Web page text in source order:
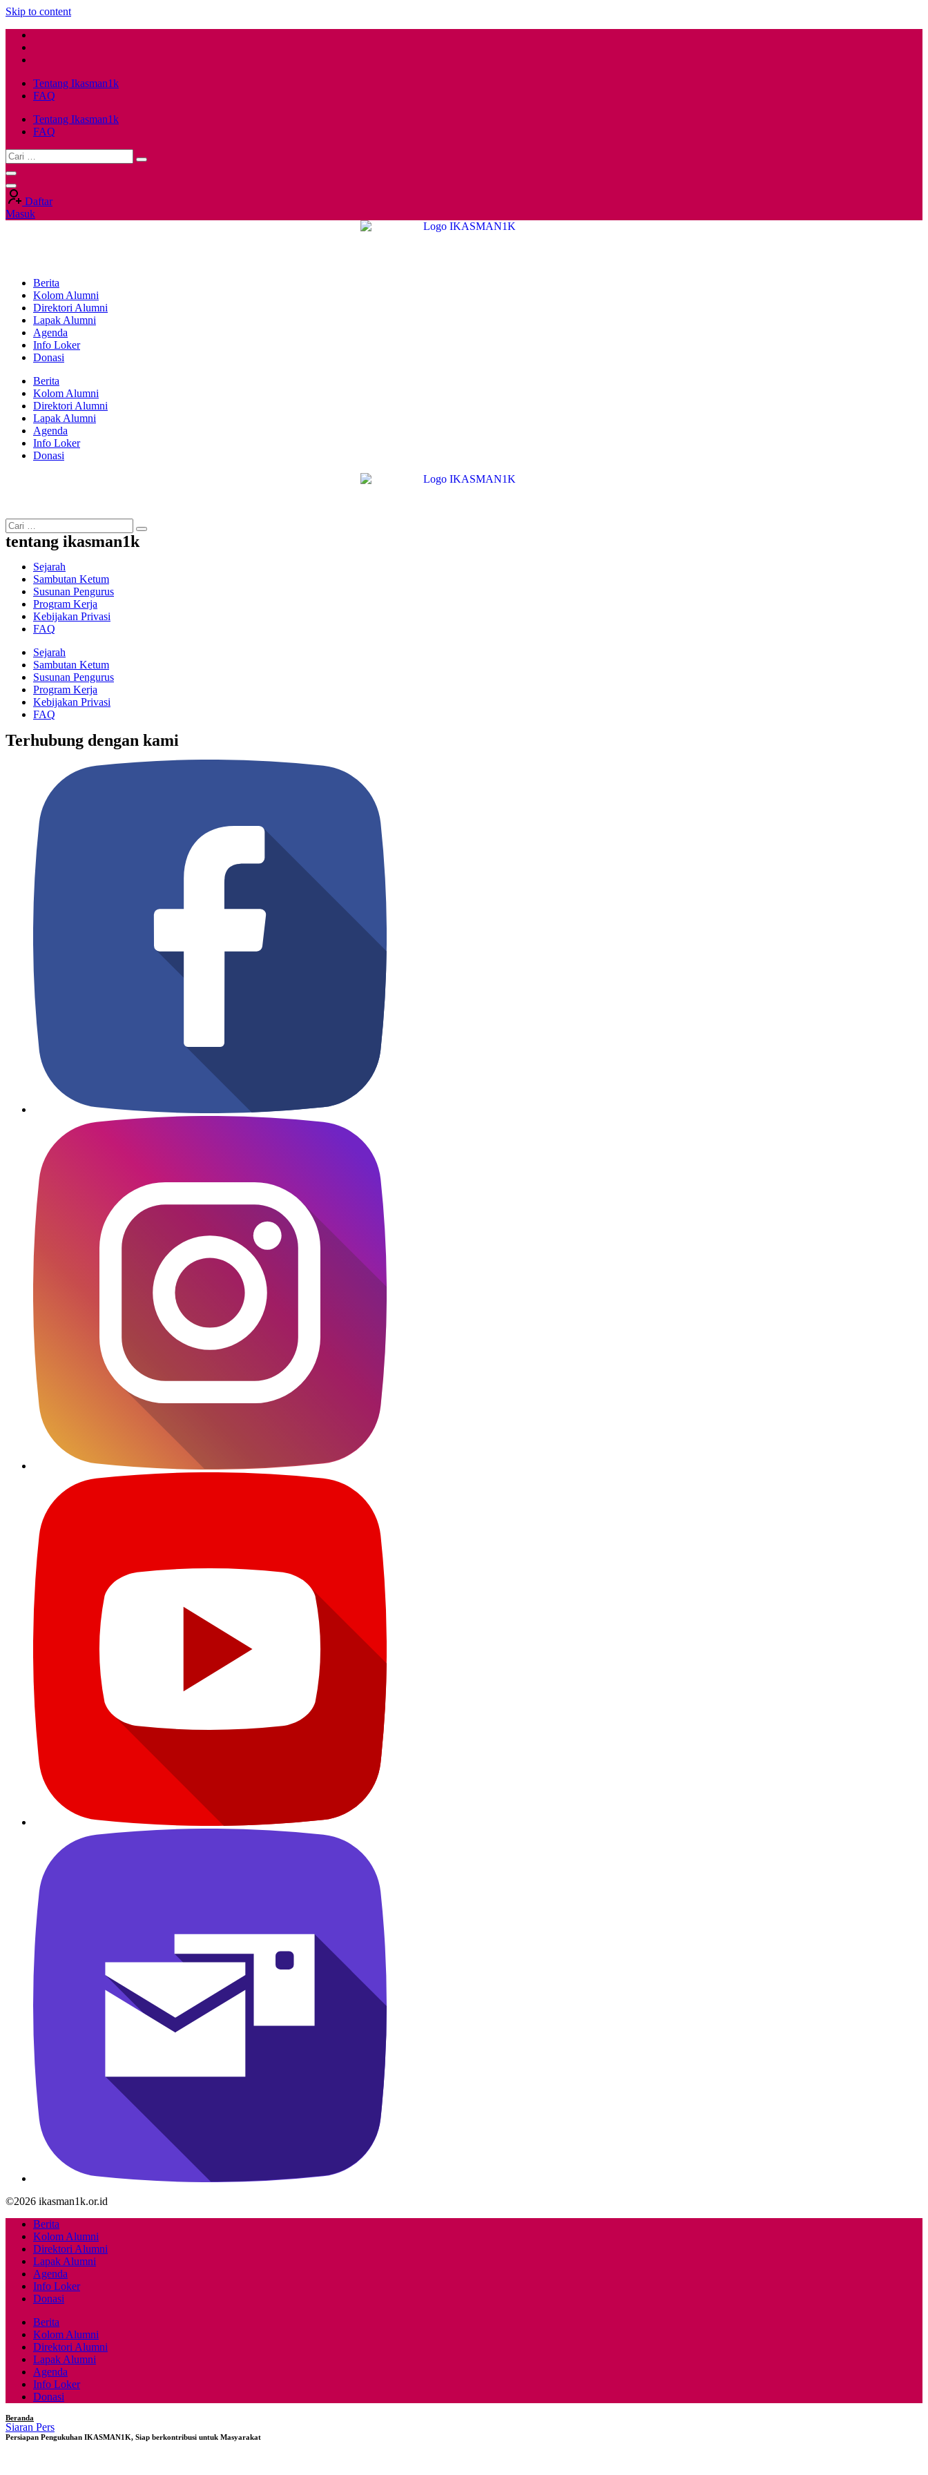
Skip to content
Tentang Ikasman1k
FAQ
Tentang Ikasman1k
FAQ
Daftar
Masuk
Berita
Kolom Alumni
Direktori Alumni
Lapak Alumni
Agenda
Info Loker
Donasi
Berita
Kolom Alumni
Direktori Alumni
Lapak Alumni
Agenda
Info Loker
Donasi
tentang ikasman1k
Sejarah
Sambutan Ketum
Susunan Pengurus
Program Kerja
Kebijakan Privasi
FAQ
Sejarah
Sambutan Ketum
Susunan Pengurus
Program Kerja
Kebijakan Privasi
FAQ
Terhubung dengan kami
©2026 ikasman1k.or.id
Berita
Kolom Alumni
Direktori Alumni
Lapak Alumni
Agenda
Info Loker
Donasi
Berita
Kolom Alumni
Direktori Alumni
Lapak Alumni
Agenda
Info Loker
Donasi
Beranda
Siaran Pers
Persiapan Pengukuhan IKASMAN1K, Siap berkontribusi untuk Masyarakat